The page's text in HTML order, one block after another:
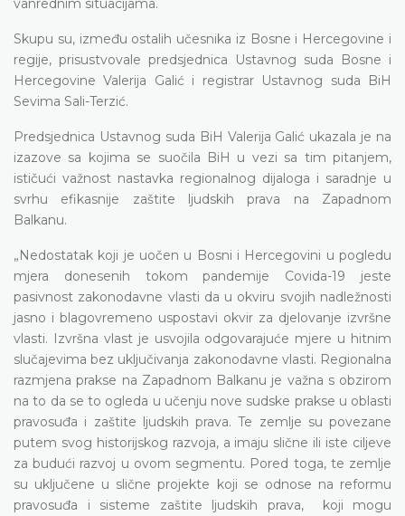
vanrednim situacijama.
Skupu su, između ostalih učesnika iz Bosne i Hercegovine i
regije, prisustvovale predsjednica Ustavnog suda Bosne i
Hercegovine Valerija Galić i registrar Ustavnog suda BiH
Sevima Sali-Terzić.
Predsjednica Ustavnog suda BiH Valerija Galić ukazala je na
izazove sa kojima se suočila BiH u vezi sa tim pitanjem,
ističući važnost nastavka regionalnog dijaloga i saradnje u
svrhu efikasnije zaštite ljudskih prava na Zapadnom
Balkanu.
„Nedostatak koji je uočen u Bosni i Hercegovini u pogledu
mjera donesenih tokom pandemije Covida-19 jeste
pasivnost zakonodavne vlasti da u okviru svojih nadležnosti
jasno i blagovremeno uspostavi okvir za djelovanje izvršne
vlasti. Izvršna vlast je usvojila odgovarajuće mjere u hitnim
slučajevima bez uključivanja zakonodavne vlasti. Regionalna
razmjena prakse na Zapadnom Balkanu je važna s obzirom
na to da se to ogleda u učenju nove sudske prakse u oblasti
pravosuđa i zaštite ljudskih prava. Te zemlje su povezane
putem svog historijskog razvoja, a imaju slične ili iste ciljeve
za budući razvoj u ovom segmentu. Pored toga, te zemlje
su uključene u slične projekte koji se odnose na reformu
pravosuđa i sisteme zaštite ljudskih prava, koji mogu